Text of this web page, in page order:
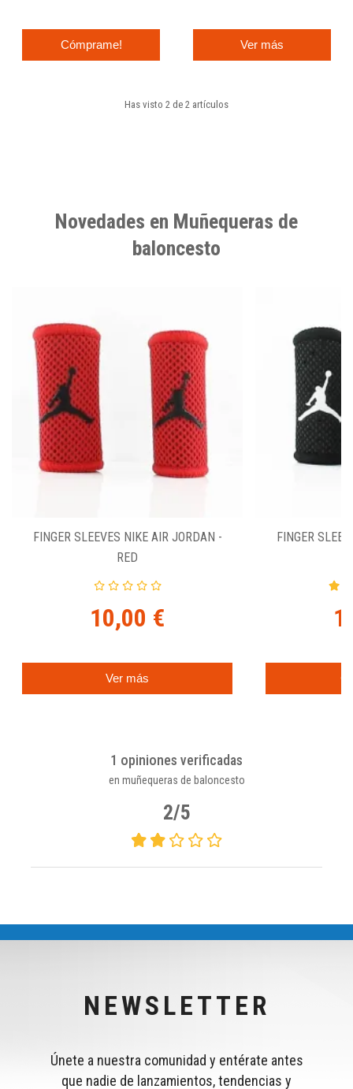
Cómprame! Ver más
Has visto 2 de 2 artículos
Novedades en Muñequeras de
baloncesto
FINGER SLEEVES NIKE AIR JORDAN -
RED
10,00 €
Ver más
FINGER
1 opiniones verificadas
en muñequeras de baloncesto
2/5
NEWSLETTER
Únete a nuestra comunidad y entérate antes
que nadie de lanzamientos, tendencias y